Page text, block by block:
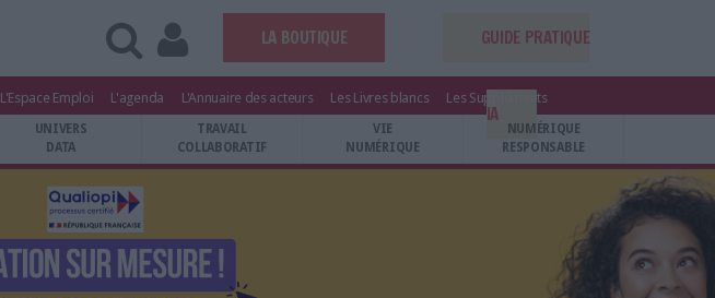
LA BOUTIQUE GUIDE PRATIQUE
IA
L'Espace Emploi L'agenda L'Annuaire des acteurs Les Livres blancs Les Suppléments
UNIVERS
DATA
TRAVAIL
COLLABORATIF
VIE
NUMÉRIQUE
NUMÉRIQUE
RESPONSABLE